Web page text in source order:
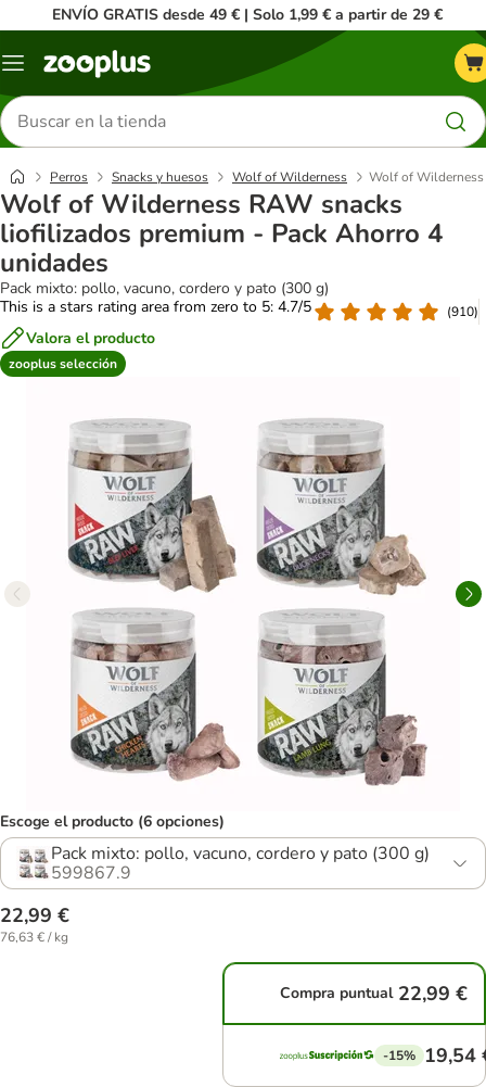
ENVÍO GRATIS desde 49 € | Solo 1,99 € a partir de 29 €
Menú
Buscar
productos
Perros Snacks y huesos Wolf of Wilderness Wolf of Wilderness
Wolf of Wilderness RAW snacks
liofilizados premium - Pack Ahorro 4
unidades
Pack mixto: pollo, vacuno, cordero y pato (300 g)
This is a stars rating area from zero to 5: 4.7/5
(910)
Valora el producto
zooplus selección
Escoge el producto (6 opciones)
Pack mixto: pollo, vacuno, cordero y pato (300 g)
599867.9
22,99 €
76,63 € / kg
Compra puntual 22,99 €
-15% 19,54